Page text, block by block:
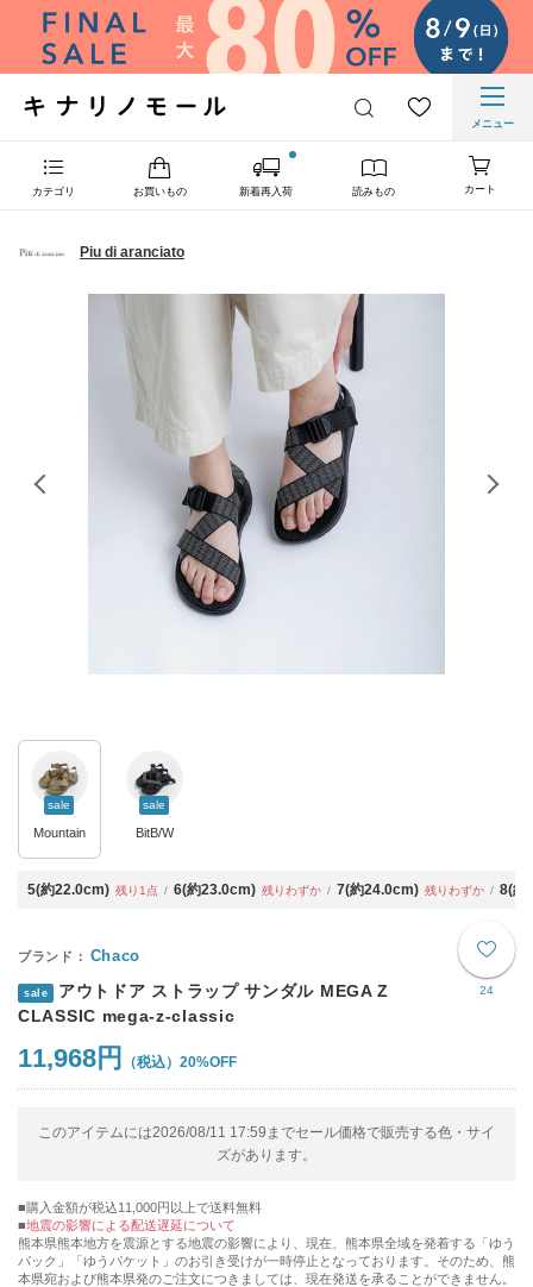
メニュー
カテゴリ お買いもの 新着再入荷 読みもの カート
Piu di aranciato
sale
Mountain
sale
BitB/W
5(約22.0cm) 残り1点 6(約23.0cm) 残りわずか 7(約24.0cm) 残りわずか 8(約
24
Chaco
sale
アウトドア ストラップ サンダル MEGA Z
CLASSIC mega-z-classic
11,968円 20%OFF
このアイテムには2026/08/11 17:59までセール価格で販売する色・サイ
ズがあります。
購入金額が税込11,000円以上で送料無料
地震の影響による配送遅延について
熊本県熊本地方を震源とする地震の影響により、現在、熊本県全域を発着する「ゆう
パック」「ゆうパケット」のお引き受けが一時停止となっております。そのため、熊
本県宛および熊本県発のご注文につきましては、現在発送を承ることができません。